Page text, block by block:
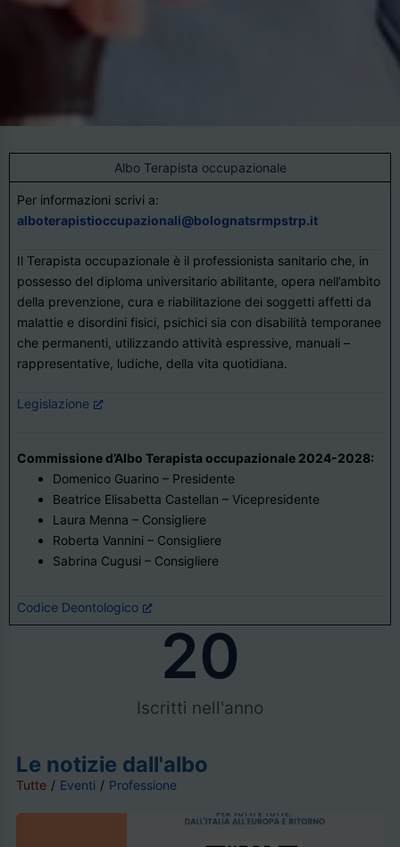
Le notizie dall'albo
Tutte / Eventi / Professione
Albo Terapista occupazionale
Per informazioni scrivi a:
alboterapistioccupazionali@bolognatsrmpstrp.it
Il Terapista occupazionale è il professionista sanitario che, in
possesso del diploma universitario abilitante, opera nell’ambito
della prevenzione, cura e riabilitazione dei soggetti affetti da
malattie e disordini fisici, psichici sia con disabilità temporanee
che permanenti, utilizzando attività espressive, manuali –
rappresentative, ludiche, della vita quotidiana.
Legislazione
Commissione d’Albo Terapista occupazionale 2024-2028:
Domenico Guarino – Presidente
Beatrice Elisabetta Castellan – Vicepresidente
Laura Menna – Consigliere
Roberta Vannini – Consigliere
Sabrina Cugusi – Consigliere
Codice Deontologico
Iscritti nell'anno
20